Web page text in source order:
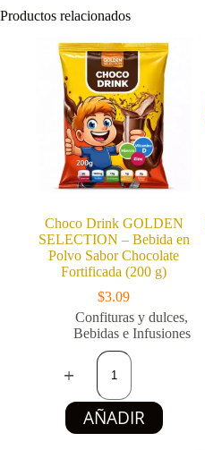
Productos relacionados
Choco Drink GOLDEN
SELECTION – Bebida en
Polvo Sabor Chocolate
Fortificada (200 g)
$3.09
Confituras y dulces,
Bebidas e Infusiones
Choco
Drink
GOLDEN
SELECTION
–
Bebida
AÑADIR